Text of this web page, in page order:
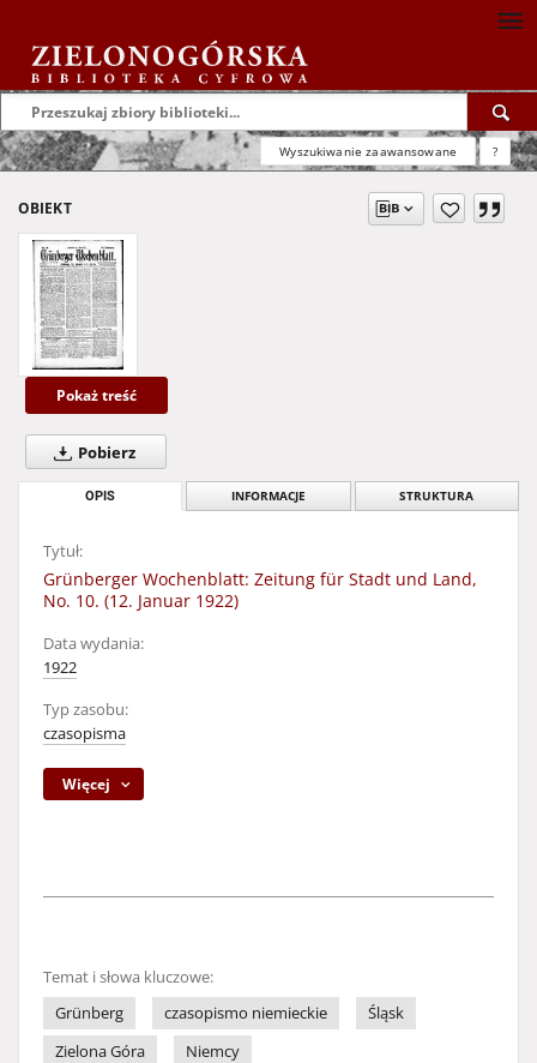
Wyszukiwanie zaawansowane ?
OBIEKT
Pokaż treść
Pobierz
OPIS INFORMACJE STRUKTURA
Tytuł:
Grünberger Wochenblatt: Zeitung für Stadt und Land,
No. 10. (12. Januar 1922)
Data wydania:
1922
Typ zasobu:
czasopisma
Więcej
Temat i słowa kluczowe:
Grünberg
czasopismo niemieckie
Śląsk
Zielona Góra
Niemcy